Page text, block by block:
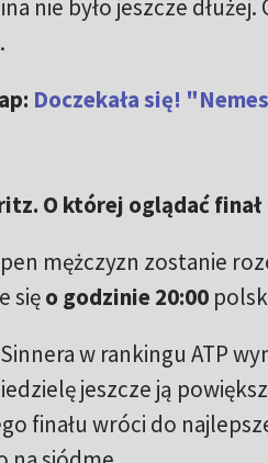
nie było jeszcze
.
Doczekała się!
O której oglądać finał
mężczyzn zostanie
sięo godzinie 20:00
w rankingu ATP
jeszcze ją
finału wróci do